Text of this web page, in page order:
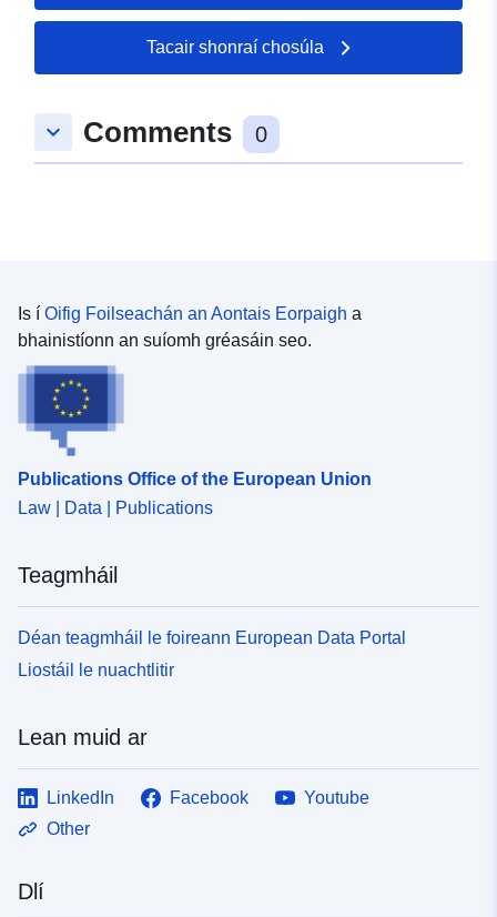
51.0496 ], [ 9.48996,
51.0525 ] ]
Clóscríobh: Polygon
uriRef:
http://data.europa.eu/88u/dataset/
00b5-d055-89a6-3fb83e96e1c3
Tacair shonraí chosúla
keyboard_arrow_down Comments 0
Is í Oifig Foilseachán an Aontais Eorpaigh a
bhainistíonn an suíomh gréasáin seo.
Publications Office of the European Union
Law | Data | Publications
Teagmháil
Déan teagmháil le foireann European Data Portal
Liostáil le nuachtlitir
Lean muid ar
LinkedIn Facebook
Youtube
Other
Dlí